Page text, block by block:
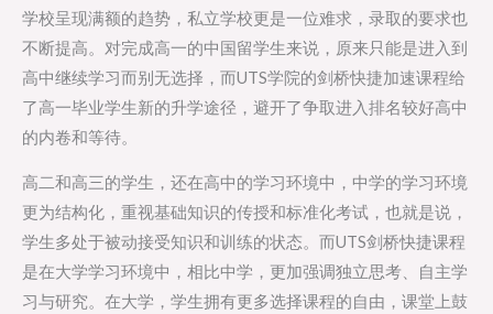
学校呈现满额的趋势，私立学校更是一位难求，录取的要求也
不断提高。对完成高一的中国留学生来说，原来只能是进入到
高中继续学习而别无选择，而UTS学院的剑桥快捷加速课程给
了高一毕业学生新的升学途径，避开了争取进入排名较好高中
的内卷和等待。
高二和高三的学生，还在高中的学习环境中，中学的学习环境
更为结构化，重视基础知识的传授和标准化考试，也就是说，
学生多处于被动接受知识和训练的状态。而UTS剑桥快捷课程
是在大学学习环境中，相比中学，更加强调独立思考、自主学
习与研究。在大学，学生拥有更多选择课程的自由，课堂上鼓